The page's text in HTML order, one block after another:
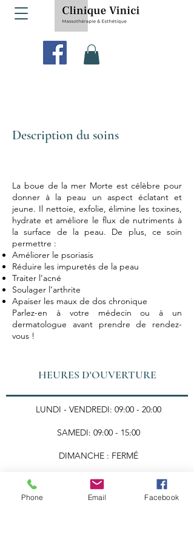
Description du soins
La boue de la mer Morte est célèbre pour
donner à la peau un aspect éclatant et
jeune. Il nettoie, exfolie, élimine les toxines,
hydrate et améliore le flux de nutriments à
la surface de la peau. De plus, ce soin
permettre :
Améliorer le psoriasis
Réduire les impuretés de la peau
Traiter l’acné
Soulager l’arthrite
Apaiser les maux de dos chronique
Parlez-en à votre médecin ou à un
dermatologue avant prendre de rendez-
vous !
HEURES D'OUVERTURE
LUNDI - VENDREDI: 09:00 - 20:00
SAMEDI: 09:00 - 15:00
DIMANCHE : FERMÉ
Nous joindre
Phone Email Facebook